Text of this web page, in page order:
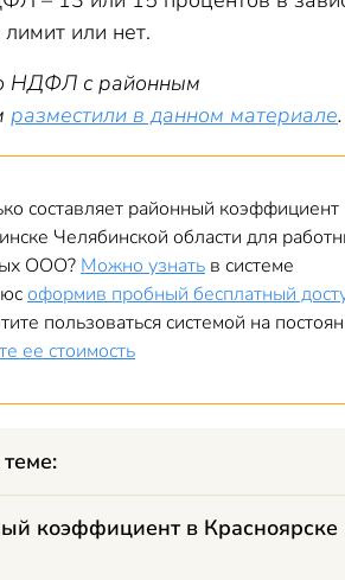
или нет.
НДФЛ с районным
разместили в данном материале.
составляет районный коэффициент
Челябинской области для
ООО? Можно узнать в системе
оформив пробный бесплатный
пользоваться системой на
ее стоимость
коэффициент в Красноярске